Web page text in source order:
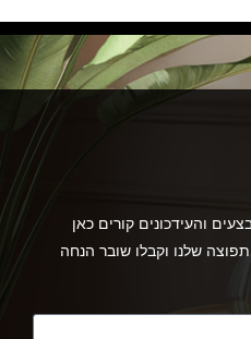
והעידכונים קורים כאן
שלנו וקבלו שובר הנחה